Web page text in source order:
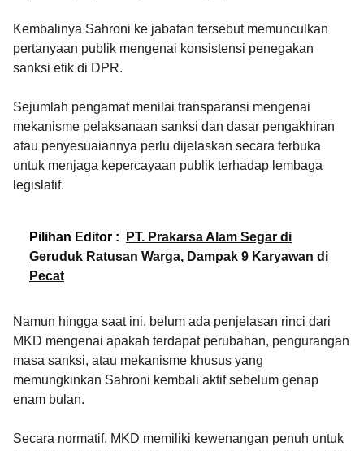
Kembalinya Sahroni ke jabatan tersebut memunculkan
pertanyaan publik mengenai konsistensi penegakan
sanksi etik di DPR.
Sejumlah pengamat menilai transparansi mengenai
mekanisme pelaksanaan sanksi dan dasar pengakhiran
atau penyesuaiannya perlu dijelaskan secara terbuka
untuk menjaga kepercayaan publik terhadap lembaga
legislatif.
Pilihan Editor :
PT. Prakarsa Alam Segar di
Geruduk Ratusan Warga, Dampak 9 Karyawan di
Pecat
Namun hingga saat ini, belum ada penjelasan rinci dari
MKD mengenai apakah terdapat perubahan, pengurangan
masa sanksi, atau mekanisme khusus yang
memungkinkan Sahroni kembali aktif sebelum genap
enam bulan.
Secara normatif, MKD memiliki kewenangan penuh untuk